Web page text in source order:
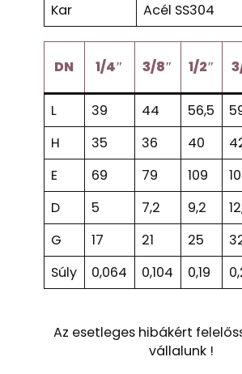
Kar
Acél SS304
DN 1/4″ 3/8″ 1/2″
L
39 44 56,5
H
35 36 40
E
69 79 109
D
5 7,2 9,2
G
17 21 25
Súly
0,064 0,104 0,19
Az esetleges hibákért
vállalunk !